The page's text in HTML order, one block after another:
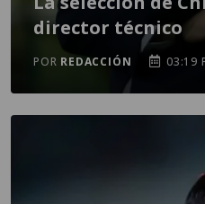
director técnico
POR REDACCIÓN 03:19